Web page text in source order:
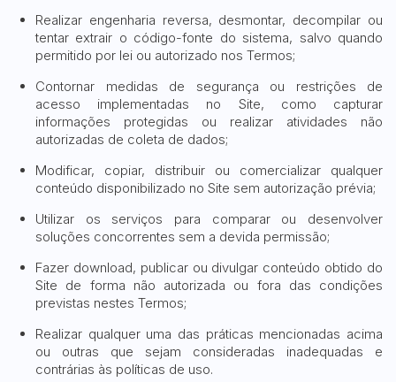
Realizar engenharia reversa, desmontar, decompilar ou
tentar extrair o código-fonte do sistema, salvo quando
permitido por lei ou autorizado nos Termos;
Contornar medidas de segurança ou restrições de
acesso implementadas no Site, como capturar
informações protegidas ou realizar atividades não
autorizadas de coleta de dados;
Modificar, copiar, distribuir ou comercializar qualquer
conteúdo disponibilizado no Site sem autorização prévia;
Utilizar os serviços para comparar ou desenvolver
soluções concorrentes sem a devida permissão;
Fazer download, publicar ou divulgar conteúdo obtido do
Site de forma não autorizada ou fora das condições
previstas nestes Termos;
Realizar qualquer uma das práticas mencionadas acima
ou outras que sejam consideradas inadequadas e
contrárias às políticas de uso.